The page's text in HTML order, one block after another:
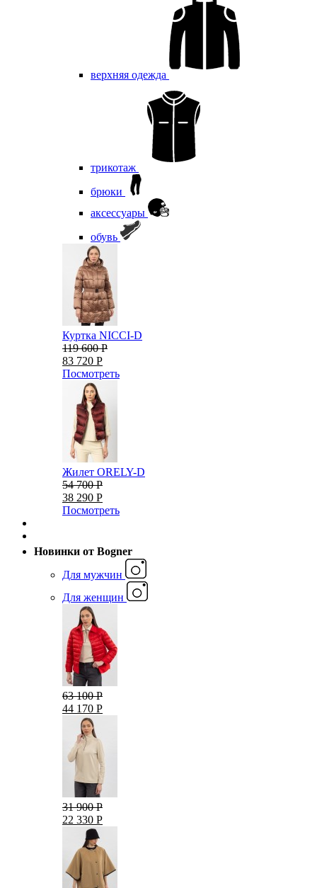
верхняя одежда
трикотаж
брюки
аксессуары
обувь
Куртка NICCI-D
119 600 Р
83 720 Р
Посмотреть
Жилет ORELY-D
54 700 Р
38 290 Р
Посмотреть
Новинки от Bogner
Для мужчин
Для женщин
63 100 Р
44 170 Р
31 900 Р
22 330 Р